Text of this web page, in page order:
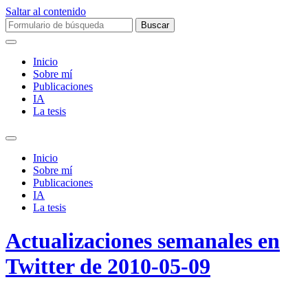
Saltar al contenido
Buscar:
Inicio
Sobre mí­
Publicaciones
IA
La tesis
Alternar
campo
búsqueda
Inicio
Sobre mí­
Publicaciones
IA
La tesis
Actualizaciones semanales en
Twitter de 2010-05-09